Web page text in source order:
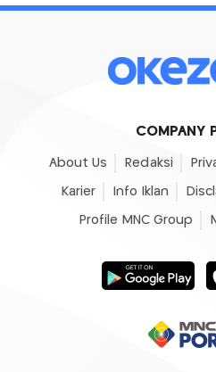
COMPANY
About Us Redaksi
Karier Info Iklan
Profile MNC Group